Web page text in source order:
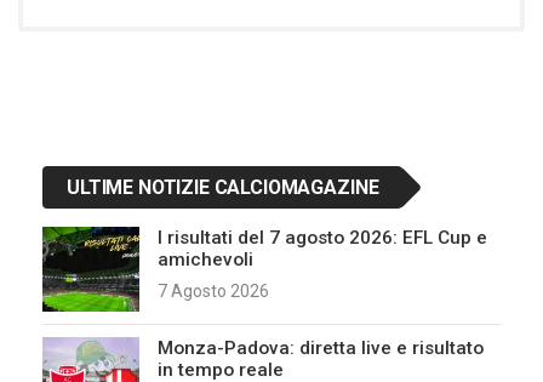
ULTIME NOTIZIE CALCIOMAGAZINE
I risultati del 7 agosto 2026: EFL Cup e
amichevoli
7 Agosto 2026
Monza-Padova: diretta live e risultato
in tempo reale